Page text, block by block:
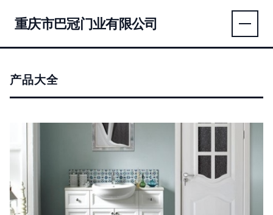
重庆市巴冠门业有限公司
产品大全